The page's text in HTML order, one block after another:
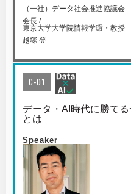
（一社）データ社会推進協議会
会長 /
東京大学大学院情報学環・教授
越塚 登
C-01
データ・AI時代に勝て
とは
Speaker